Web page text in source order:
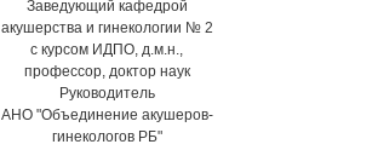
Заведующий кафедрой
акушерства и гинекологии № 2
с курсом ИДПО, д.м.н.,
профессор, доктор наук
Руководитель
АНО "Объединение акушеров-
гинекологов РБ"